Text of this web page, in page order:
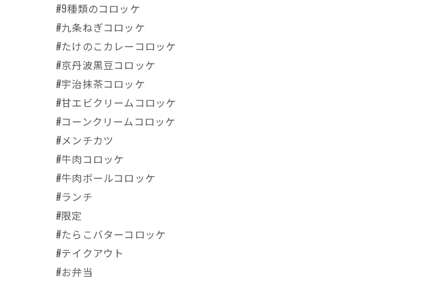
#9種類のコロッケ
#九条ねぎコロッケ
#たけのこカレーコロッケ
#京丹波黒豆コロッケ
#宇治抹茶コロッケ
#甘エビクリームコロッケ
#コーンクリームコロッケ
#メンチカツ
#牛肉コロッケ
#牛肉ボールコロッケ
#ランチ
#限定
#たらこバターコロッケ
#テイクアウト
#お弁当